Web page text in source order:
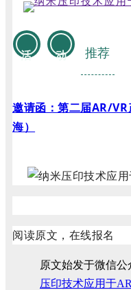
活 动 推荐
邀请函：第二届AR/
海）
阅读原文，在线报名
原文始发于微信公
压印技术应用于